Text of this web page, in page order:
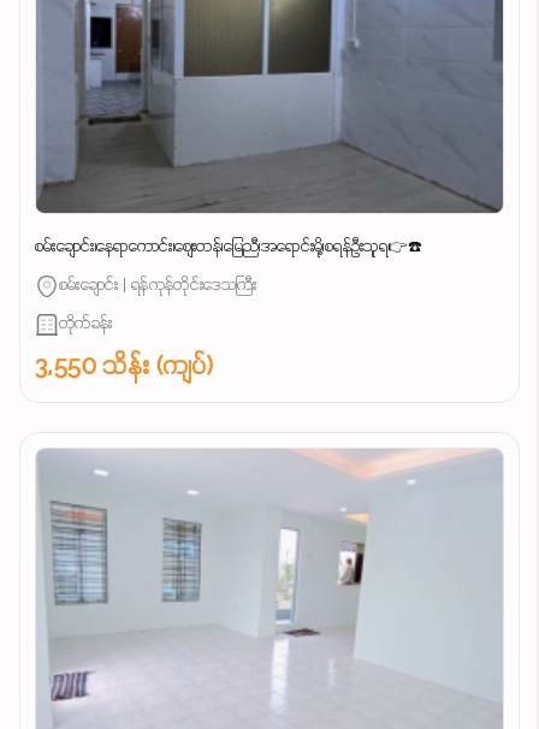
စမ်းချောင်း၊နေရာကောင်း၊စျေးတန်၊မြေညီ၊အရောင်းမို့၊စရန်ဦးသူရ👉☎️
စမ်းချောင်း | ရန်ကုန်တိုင်းဒေသကြီး
တိုက်ခန်း
3,550 သိန်း (ကျပ်)